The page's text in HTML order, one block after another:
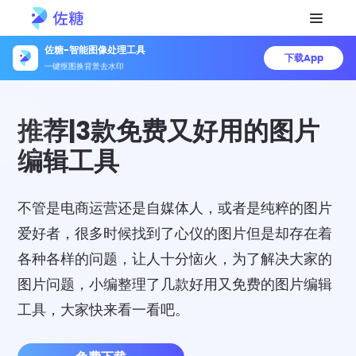
佐糖-智能图像处理工具
一键抠图换背景去水印
下载App
推荐|3款免费又好用的图片
编辑工具
不管是电商运营还是自媒体人，或者是纯粹的图片
爱好者，很多时候找到了心仪的图片但是却存在着
各种各样的问题，让人十分恼火，为了解决大家的
图片问题，小编整理了几款好用又免费的图片编辑
工具，大家快来看一看吧。